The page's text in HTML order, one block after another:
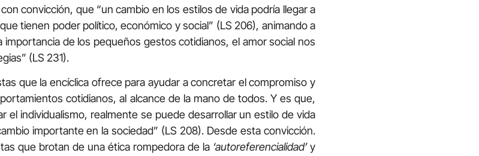
convicción, que “un cambio en los estilos de vida podría llegar a
tienen poder político, económico y social” (LS 206), animando a
importancia de los pequeños gestos cotidianos, el amor social nos
(LS 231).
que la encíclica ofrece para ayudar a concretar el compromiso y
cotidianos, al alcance de la mano de todos. Y es que,
el individualismo, realmente se puede desarrollar un estilo de vida
importante en la sociedad” (LS 208). Desde esta convicción.
que brotan de una ética rompedora de la ‘autoreferencialidad’y